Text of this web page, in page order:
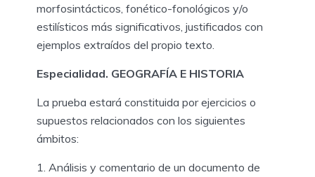
morfosintácticos, fonético-fonológicos y/o
estilísticos más significativos, justificados con
ejemplos extraídos del propio texto.
Especialidad. GEOGRAFÍA E HISTORIA
La prueba estará constituida por ejercicios o
supuestos relacionados con los siguientes
ámbitos:
Análisis y comentario de un documento de